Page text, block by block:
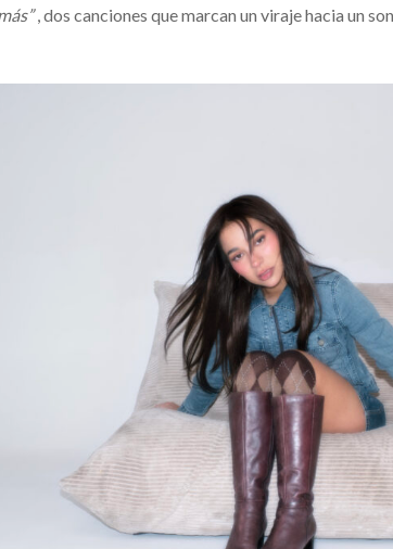
, dos canciones que marcan un viraje hacia un
Destino Dos Equis 2026: La
gran celebración sonora
que transformará las
noches de Boca del Río y